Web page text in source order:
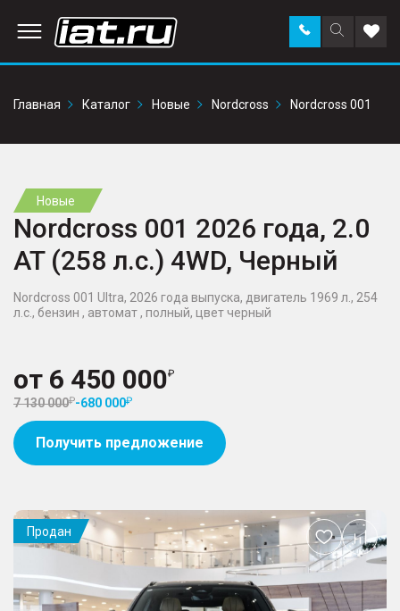
Поиск
по
Заказать
звонок в
Главная
Каталог Новые Nordcross Nordcross 001
Новые
Nordcross 001 2026 года, 2.0
AT (258 л.с.) 4WD, Черный
Nordcross 001 Ultra, 2026 года выпуска, двигатель 1969 л., 254
л.с., бензин , автомат , полный, цвет черный
от 6 450 000
7 130 000 -680 000
Получить предложение
Продан
Добавить
в
избранное